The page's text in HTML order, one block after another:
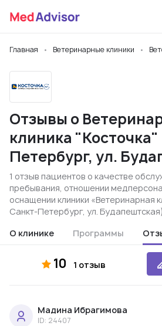
Главная Ветеринарные клиники
Отзывы о
клиника "Косточка"
Петербург, ул.
1 отзыв пациентов о качестве
пребывания, отношении
оснащении клиники «Ветеринарная
Санкт-Петербург, ул.
О клинике
Программы
10 1 отзыв
Мадина Ибрагимова
ID: 24407